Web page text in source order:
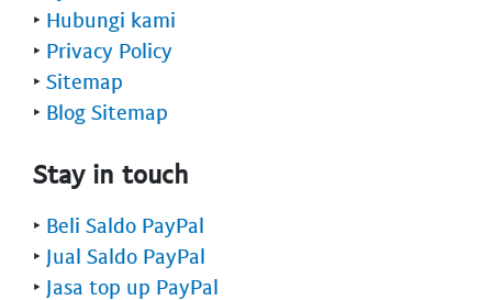
‣ Hubungi kami
‣ Privacy Policy
‣ Sitemap
‣ Blog Sitemap
Stay in touch
‣ Beli Saldo PayPal
‣ Jual Saldo PayPal
‣ Jasa top up PayPal